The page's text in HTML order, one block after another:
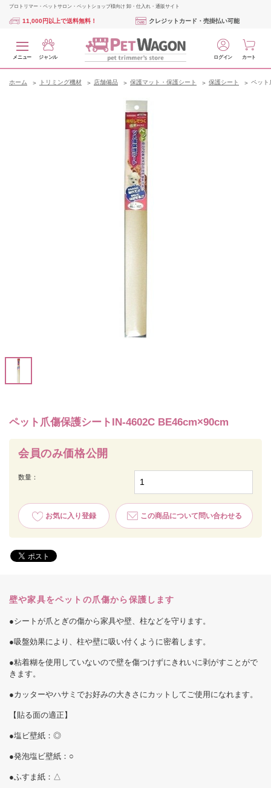
プロトリマー・ペットサロン・ペットショップ様向け 卸・仕入れ・通販サイト
11,000円以上で送料無料！ クレジットカード・売掛払い可能
メニュー ジャンル ログイン カート
ホーム トリミング機材 店舗備品 保護マット・保護シート 保護シート ペット
ペット爪傷保護シートIN‐4602C BE46cm×90cm
会員のみ価格公開
数量：
お気に入り登録 この商品について問い合わせる
壁や家具をペットの爪傷から保護します
●シートが爪とぎの傷から家具や壁、柱などを守ります。
●吸盤効果により、柱や壁に吸い付くように密着します。
●粘着糊を使用していないので壁を傷つけずにきれいに剥がすことがで
きます。
●カッターやハサミでお好みの大きさにカットしてご使用になれます。
【貼る面の適正】
●塩ビ壁紙：◎
●発泡塩ビ壁紙：○
●ふすま紙：△